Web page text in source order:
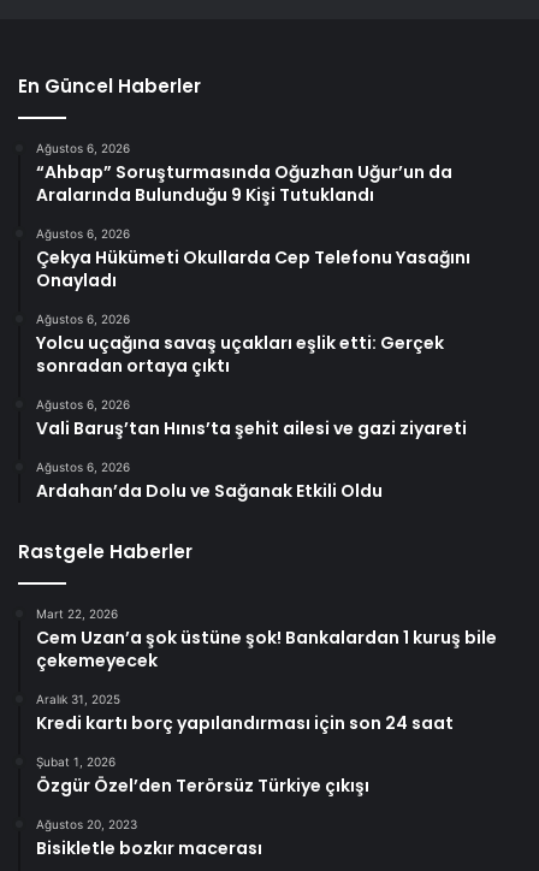
En Güncel Haberler
Ağustos 6, 2026
“Ahbap” Soruşturmasında Oğuzhan Uğur’un da
Aralarında Bulunduğu 9 Kişi Tutuklandı
Ağustos 6, 2026
Çekya Hükümeti Okullarda Cep Telefonu Yasağını
Onayladı
Ağustos 6, 2026
Yolcu uçağına savaş uçakları eşlik etti: Gerçek
sonradan ortaya çıktı
Ağustos 6, 2026
Vali Baruş’tan Hınıs’ta şehit ailesi ve gazi ziyareti
Ağustos 6, 2026
Ardahan’da Dolu ve Sağanak Etkili Oldu
Rastgele Haberler
Mart 22, 2026
Cem Uzan’a şok üstüne şok! Bankalardan 1 kuruş bile
çekemeyecek
Aralık 31, 2025
Kredi kartı borç yapılandırması için son 24 saat
Şubat 1, 2026
Özgür Özel’den Terörsüz Türkiye çıkışı
Ağustos 20, 2023
Bisikletle bozkır macerası